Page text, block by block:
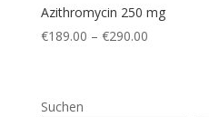
Azithromycin 250 mg
€189.00 – €290.00
Suchen